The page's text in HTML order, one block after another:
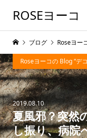
ROSEヨーコ
2019.08.10
夏風邪？突然
し振り、病院
Roseヨーコの Blog “デ
ブログ Roseヨー